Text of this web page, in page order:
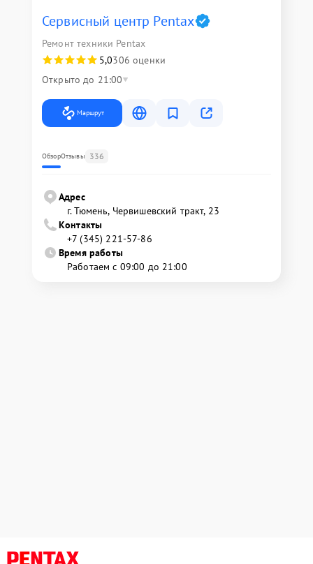
Сервисный центр Pentax
Ремонт техники Pentax
5,0306 оценки
Открыто до 21:00
Маршрут
ОбзорОтзывы 336
Адрес
г. Тюмень, ​Червишевский тракт, 23
Контакты
+7 (345) 221-57-86
Время работы
Работаем с 09:00 до 21:00